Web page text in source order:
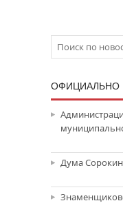
ОФИЦИАЛЬНО
Дума